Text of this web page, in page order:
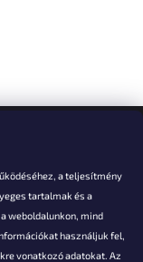
a teljesítmény
tartalmak és a
weboldalunkon, mind
használjuk fel,
vonatkozó adatokat. Az